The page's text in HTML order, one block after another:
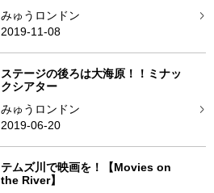
みゅうロンドン
2019-11-08
ステージの後ろは大海原！！ミナッ
クシアター
みゅうロンドン
2019-06-20
テムズ川で映画を！【Movies on
the River】